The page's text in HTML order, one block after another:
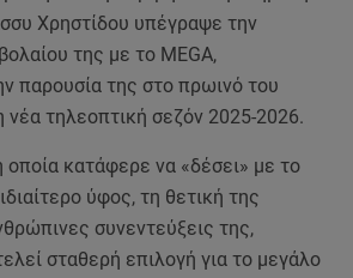
Χρηστίδου υπέγραψε την
της με το MEGA,
παρουσία της στο πρωινό του
νέα τηλεοπτική σεζόν 2025-2026.
οποία κατάφερε να «δέσει» με το
ύφος, τη θετική της
συνεντεύξεις της,
σταθερή επιλογή για το μεγάλο